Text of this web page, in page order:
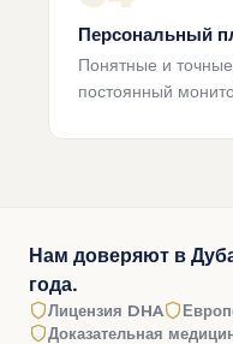
Персональный
Понятные и
постоянный
Нам доверяют в
года.
Лицензия DHA
Доказательная